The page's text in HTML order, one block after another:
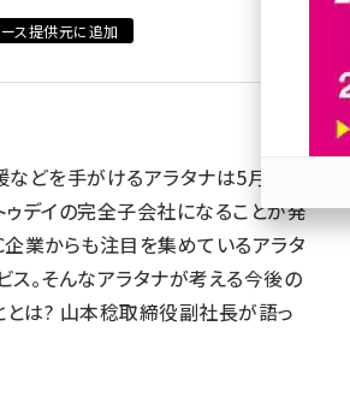
ス提供元に追加
などを手がけるアラタナは5月28
ゥデイの完全子会社になることが発
企業からも注目を集めているアラタ
ス。そんなアラタナが考える今後の
とは? 山本稔取締役副社長が語っ
参